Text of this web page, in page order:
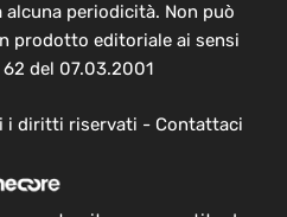
periodicità. Non può
prodotto editoriale ai sensi
del 07.03.2001
i diritti riservati - Contattaci